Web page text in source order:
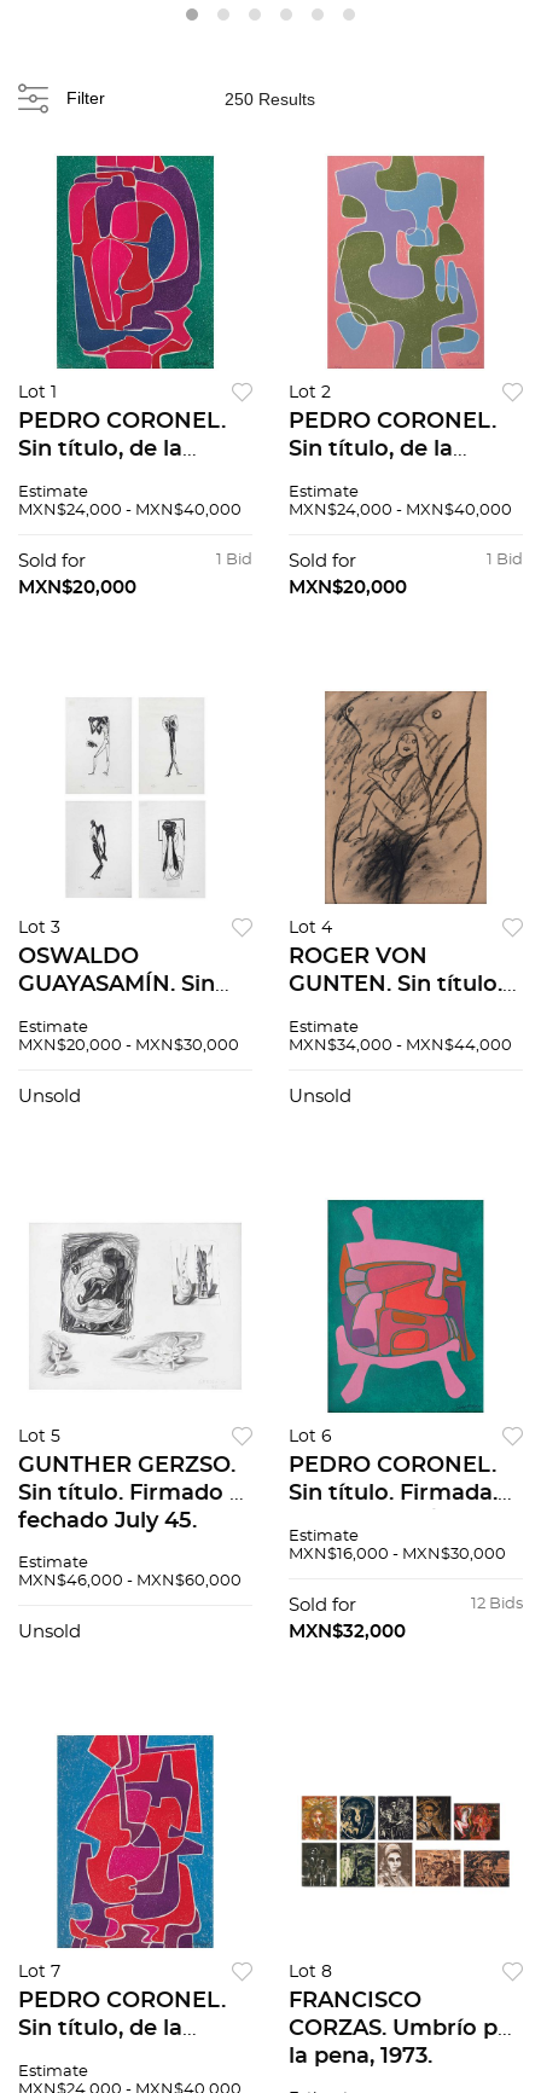
Filter 250 Results
Lot 1
PEDRO CORONEL.
Sin título, de la
una manta. Firmada.
XXX. 76 x 56 cm
medidas totales
Estimate
MXN$24,000 - MXN$40,000
1 Bid
Sold for
MXN$20,000
Lot 2
PEDRO CORONEL.
Sin título, de la
una manta. Firmada.
XXX. 76 x 56 cm
medidas totales
Estimate
MXN$24,000 - MXN$40,000
1 Bid
Sold for
MXN$20,000
Lot 3
OSWALDO
GUAYASAMÍN. Sin
Serigrafías 40/75,
48 x 33 cm medidas
Estimate
MXN$20,000 - MXN$30,000
Unsold
Lot 4
ROGER VON
GUNTEN. Sin título.
95. Carboncillo sobre
Estimate
MXN$34,000 - MXN$44,000
Unsold
Lot 5
GUNTHER GERZSO.
Sin título. Firmado y
fechado July 45.
sobre papel. 24 x
Estimate
MXN$46,000 - MXN$60,000
Unsold
Lot 6
PEDRO CORONEL.
Sin título. Firmada.
x 56 cm medidas
Estimate
MXN$16,000 - MXN$30,000
12 Bids
Sold for
MXN$32,000
Lot 7
PEDRO CORONEL.
Sin título, de la
una manta. Firmada.
Estimate
Lot 8
FRANCISCO
CORZAS. Umbrío por
la pena, 1973.